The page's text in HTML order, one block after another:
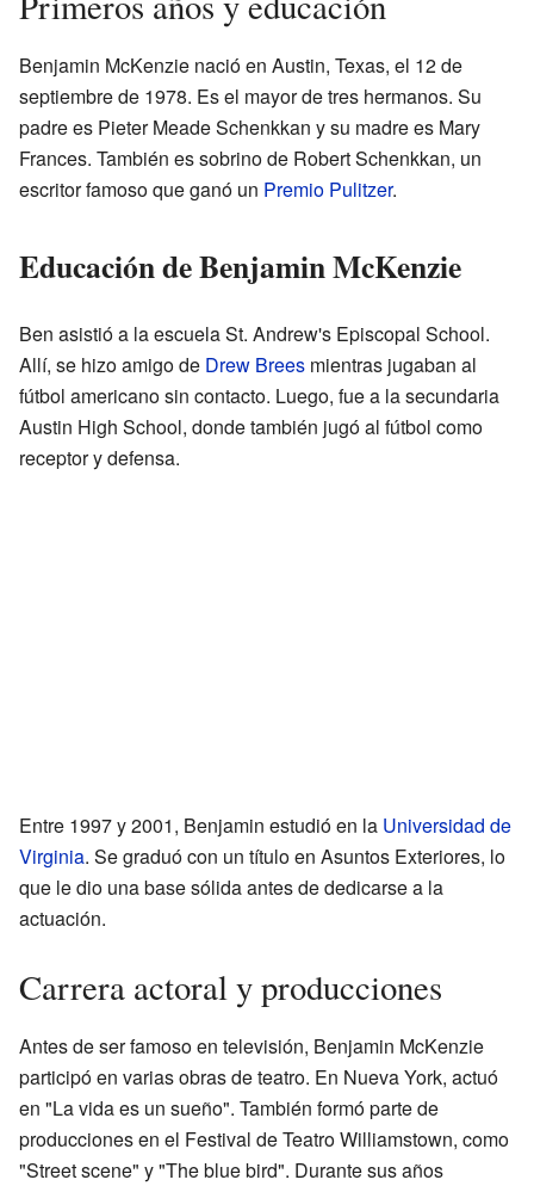
Benjamin McKenzie nació en Austin, Texas, el 12 de
septiembre de 1978. Es el mayor de tres hermanos. Su
padre es Pieter Meade Schenkkan y su madre es Mary
Frances. También es sobrino de Robert Schenkkan, un
escritor famoso que ganó un Premio Pulitzer.
Educación de Benjamin McKenzie
Ben asistió a la escuela St. Andrew's Episcopal School.
Allí, se hizo amigo de Drew Brees mientras jugaban al
fútbol americano sin contacto. Luego, fue a la secundaria
Austin High School, donde también jugó al fútbol como
receptor y defensa.
Entre 1997 y 2001, Benjamin estudió en la Universidad de
Virginia. Se graduó con un título en Asuntos Exteriores, lo
que le dio una base sólida antes de dedicarse a la
actuación.
Carrera actoral y producciones
Antes de ser famoso en televisión, Benjamin McKenzie
participó en varias obras de teatro. En Nueva York, actuó
en "La vida es un sueño". También formó parte de
producciones en el Festival de Teatro Williamstown, como
"Street scene" y "The blue bird". Durante sus años